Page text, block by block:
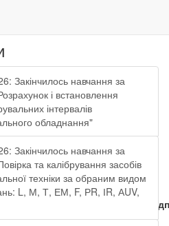
програмою, розробленою за
Закінчилось навчання за
і встановлення
інтервалів
обладнання"
Закінчилось навчання за
та калібрування засобів
техніки за обраним видом
L, М, Т, ЕМ, F, РR, ІR, АUV,